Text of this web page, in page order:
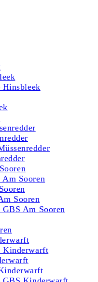
Hinsbleek
Sooren
Sooren
Am Sooren
Kinderwarft